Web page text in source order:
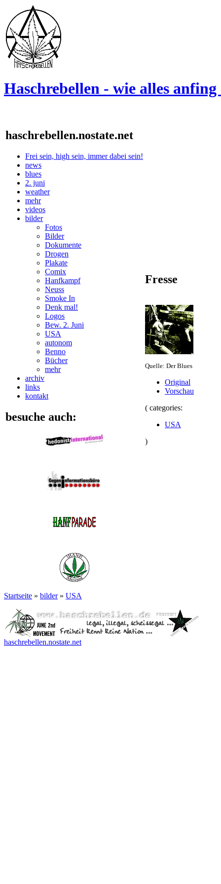
Haschrebellen - wie alles anfing
haschrebellen.nostate.net
Frei sein, high sein, immer dabei sein!
news
blues
2. juni
weather
mehr
videos
bilder
Fotos
Bilder
Dokumente
Drogen
Plakate
Comix
Hanfkampf
Neuss
Smoke In
Denk mal!
Logos
Bew. 2. Juni
USA
autonom
Benno
Bücher
mehr
archiv
links
kontakt
besuche auch:
Fresse
Quelle: Der Blues
Original
Vorschau
( categories:
USA
)
Startseite » bilder» USA
haschrebellen.nostate.net